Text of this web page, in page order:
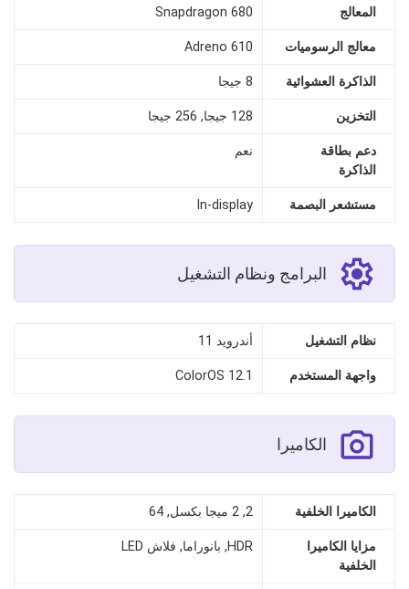
المعالج Snapdragon 680
معالج الرسوميات Adreno 610
الذاكرة العشوائية 8 جيجا
التخزين 128 جيجا, 256 جيجا
دعم بطاقة
الذاكرة
نعم
مستشعر البصمة In‑display
البرامج ونظام التشغيل
نظام التشغيل أندرويد 11
واجهة المستخدم ColorOS 12.1
الكاميرا
الكاميرا الخلفية 2, 2 ميجا بكسل, 64
مزايا الكاميرا
الخلفية
HDR, بانوراما, فلاش LED